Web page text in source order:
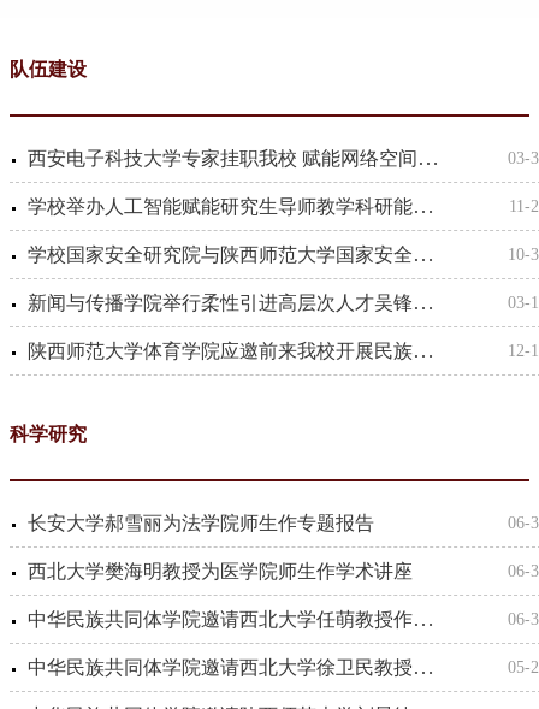
队伍建设
西安电子科技大学专家挂职我校 赋能网络空间安全学院高质量发展 03-
学校举办人工智能赋能研究生导师教学科研能力提升专题培训 11-
学校国家安全研究院与陕西师范大学国家安全学院联合举办《国家安全教育》课程集体备课 10-
新闻与传播学院举行柔性引进高层次人才吴锋教授座谈会暨赠书仪式 03-
陕西师范大学体育学院应邀前来我校开展民族传统体育项目交流活动 12-
科学研究
长安大学郝雪丽为法学院师生作专题报告 06-
西北大学樊海明教授为医学院师生作学术讲座 06-
中华民族共同体学院邀请西北大学任萌教授作学术讲座 06-
中华民族共同体学院邀请西北大学徐卫民教授作讲座 05-